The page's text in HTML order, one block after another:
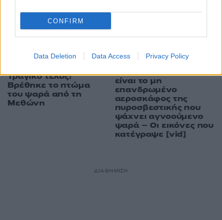
CONFIRM
Data Deletion Data Access Privacy Policy
Τραγικό τέλος!
Βρέθηκε το πτώμα
του ψαρά από τη
Μεθώνη
Θεσσαλονίκη: Αυτό
είναι το μη
επανδρωμένο
αεροσκάφος της
πυροσβεστικής που
ψάχνει αγνοούμενο
ψαρά – Οι εικόνες που
κατέγραψε [vid]
ΔΙΑΦΗΜΙΣΗ